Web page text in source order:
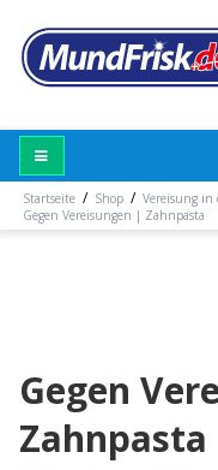
Startseite / Shop / Vereisung in
Gegen Vereisungen | Zahnpasta
Gegen
Zahnpasta